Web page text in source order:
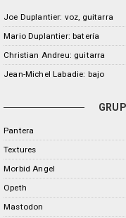
Joe Duplantier: voz, guitarra
Mario Duplantier: batería
Christian Andreu: guitarra
Jean-Michel Labadie: bajo
Pantera
Textures
Morbid Angel
Opeth
Mastodon